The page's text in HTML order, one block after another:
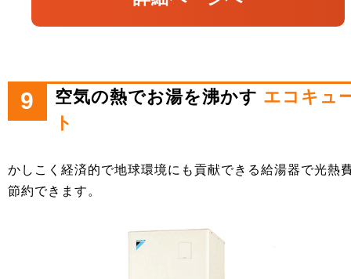
9 空気の熱でお湯を沸かす エコキュ
ト
かしこく経済的で地球環境にも貢献できる給湯器で光熱
節約できます。